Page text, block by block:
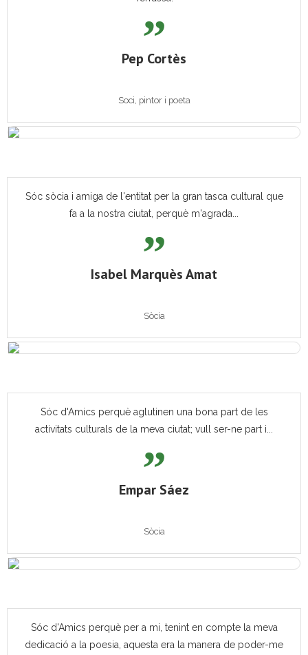
Pep Cortès
Soci, pintor i poeta
Sóc sòcia i amiga de l'entitat per la gran tasca cultural que
fa a la nostra ciutat, perquè m'agrada...
Isabel Marquès Amat
Sòcia
Sóc d'Amics perquè aglutinen una bona part de les
activitats culturals de la meva ciutat; vull ser-ne part i...
Empar Sáez
Sòcia
Sóc d'Amics perquè per a mi, tenint en compte la meva
dedicació a la poesia, aquesta era la manera de poder-me